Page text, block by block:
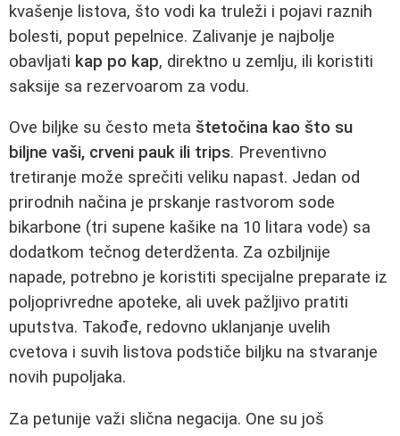
kvašenje listova, što vodi ka truleži i pojavi raznih
bolesti, poput pepelnice. Zalivanje je najbolje
obavljati kap po kap, direktno u zemlju, ili koristiti
saksije sa rezervoarom za vodu.
Ove biljke su često meta štetočina kao što su
biljne vaši, crveni pauk ili trips. Preventivno
tretiranje može sprečiti veliku napast. Jedan od
prirodnih načina je prskanje rastvorom sode
bikarbone (tri supene kašike na 10 litara vode) sa
dodatkom tečnog deterdženta. Za ozbiljnije
napade, potrebno je koristiti specijalne preparate iz
poljoprivredne apoteke, ali uvek pažljivo pratiti
uputstva. Takođe, redovno uklanjanje uvelih
cvetova i suvih listova podstiče biljku na stvaranje
novih pupoljaka.
Za petunije važi slična negacija. One su još